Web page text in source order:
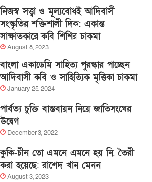
নিজস্ব সত্ত্বা ও মূল্যবোধই আদিবাসী
সংস্কৃতির শক্তিশালী দিক: একান্ত
সাক্ষাতকারে কবি শিশির চাকমা
August 8, 2023
বাংলা একাডেমি সাহিত্য পুরস্কার পাচ্ছেন
আদিবাসী কবি ও সাহিত্যিক মৃত্তিকা চাকমা
January 25, 2024
পার্বত্য চুক্তি বাস্তবায়ন নিয়ে জাতিসংঘের
উদ্বেগ
December 3, 2022
কুকি-চীন তো এমনে এমনে হয় নি, তৈরী
করা হয়েছে: রাশেদ খান মেনন
August 3, 2023